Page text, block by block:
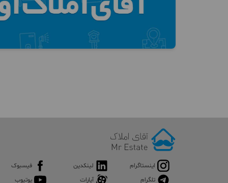
اینستاگرام لینکدین
فیسبوک
تلگرام
آپارات یوتیوب